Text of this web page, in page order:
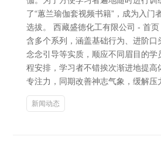
了“蕙兰瑜伽套视频书籍”，成为入门
选拔。 西藏盛德化工有限公司 - 首
含多个系列，涵盖基础行为、进阶口
念念引导等实质，顺应不同眉目的学
程安排，学习者不错挨次渐进地提高
专注力，同期改善神志气象，缓解压
新闻动态